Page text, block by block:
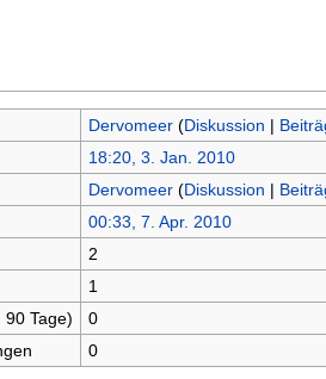
Dervomeer (Diskussion |
18:20, 3. Jan. 2010
Dervomeer (Diskussion |
00:33, 7. Apr. 2010
2
1
Tage)
0
0